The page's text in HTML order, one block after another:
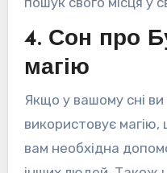
4. Сон про
магію
Якщо у вашому сні
використовує
вам необхідна